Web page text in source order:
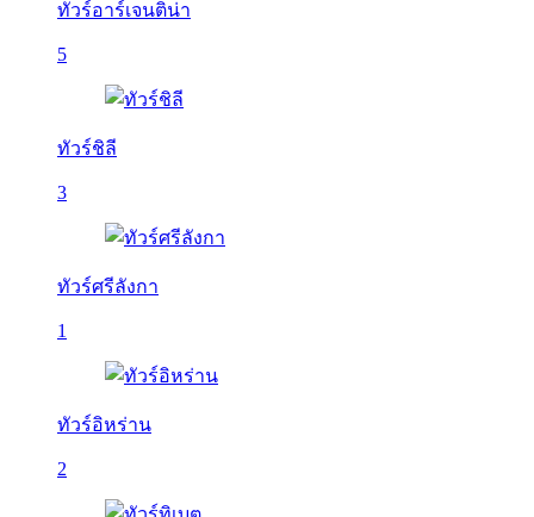
ทัวร์อาร์เจนติน่า
5
ทัวร์ชิลี
3
ทัวร์ศรีลังกา
1
ทัวร์อิหร่าน
2